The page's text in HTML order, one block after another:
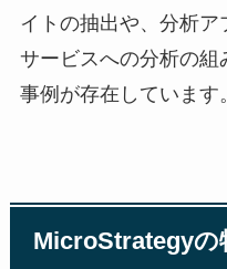
イトの抽出や、分析
サービスへの分析の
事例が存在しています。
MicroStrategyの